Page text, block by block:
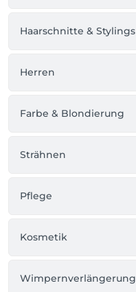
Haarschnitte & Stylings
Herren
Farbe & Blondierung
Strähnen
Pflege
Kosmetik
Wimpernverlängerung